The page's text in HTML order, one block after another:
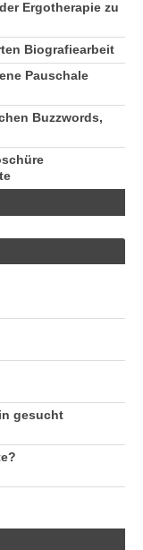
Ergotherapie zu
Biografiearbeit
Pauschale
Buzzwords,
gesucht